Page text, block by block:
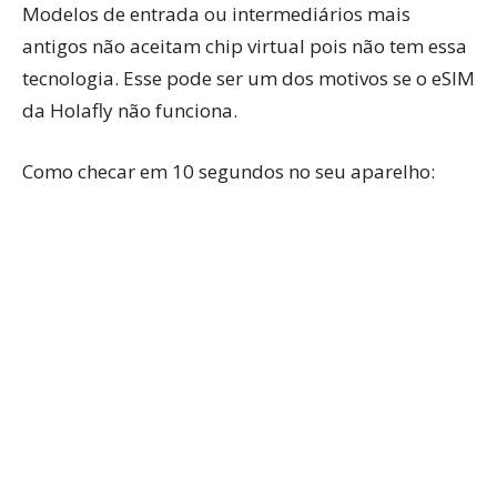
Modelos de entrada ou intermediários mais
antigos não aceitam chip virtual pois não tem essa
tecnologia. Esse pode ser um dos motivos se o eSIM
da Holafly não funciona.
Como checar em 10 segundos no seu aparelho: